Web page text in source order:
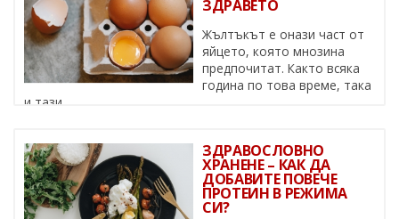
ЗДРАВЕТО
Жълтъкът е онази част от
яйцето, която мнозина
предпочитат. Както всяка
година по това време, така
и тази, ...
ЗДРАВОСЛОВНО
ХРАНЕНЕ – КАК ДА
ДОБАВИТЕ ПОВЕЧЕ
ПРОТЕИН В РЕЖИМА
СИ?